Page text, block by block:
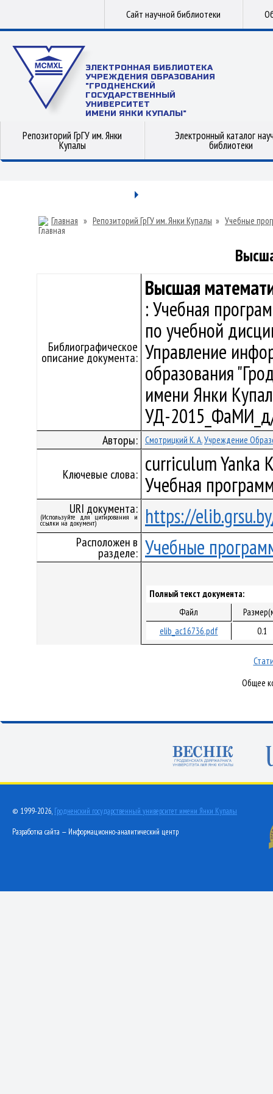
Сайт научной библиотеки
ЭЛЕКТРОННАЯ БИБЛИОТЕКА
УЧРЕЖДЕНИЯ ОБРАЗОВАНИЯ
"ГРОДНЕНСКИЙ
ГОСУДАРСТВЕННЫЙ
УНИВЕРСИТЕТ
ИМЕНИ ЯНКИ КУПАЛЫ"
Репозиторий ГрГУ им. Янки
Купалы
Электронный каталог
библиотеки
Главная » Репозиторий ГрГУ им. Янки Купалы » Учебные
Библиографическое
описание документа:
Высшая
: Учебная
по учебной
Управление
образования
имени Янки
УД-
Авторы: Смотрицкий К. А.Учреждение
Ключевые слова: curriculum Yanka
Учебная
URI документа:
(Используйте для цитирования и
ссылки на документ) https://
Расположен в
разделе: Учебные
Полный текст документа:
Файл
elib_ac16736.pdf
0.1
Общее
© 1999-2026, Гродненский государственный университет имени Янки Купалы
Разработка сайта — Информационно-аналитический центр